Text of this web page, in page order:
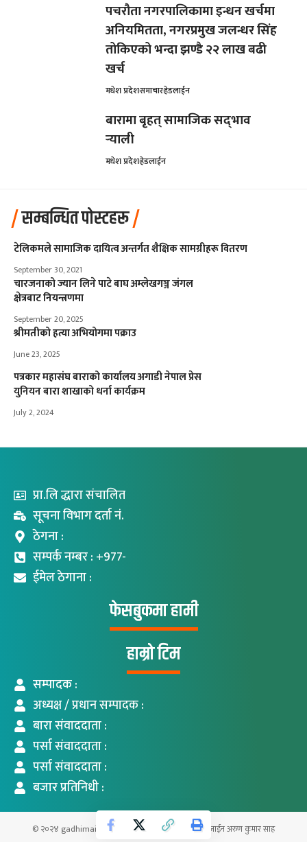
पचरौता नगरपालिकामा इन्धन खर्चमा
अनियमितता, नगरप्रमुख जलन्धर सिंह
तोकिएको भन्दा झण्डै २२ लाख बढी
खर्च
मधेश प्रदेशसमाचारहेडलाईन
बारामा बृहत् सामाजिक सद्‌भाव
र्‍याली
मधेश प्रदेशहेडलाईन
सम्बन्धित पोस्टहरू
टेलिकमले सामाजिक दायित्व अन्तर्गत शैक्षिक सामग्रीहरू वितरण
September 30, 2021
चारजनाको ज्यान लिने पाटे बाघ अम्लेखगञ्ज जंगल
क्षेत्रबाट नियन्त्रणमा
September 20, 2025
श्रीमतीको हत्या अभियोगमा पक्राउ
June 23, 2025
पत्रकार महासंघ बाराको कार्यालय अगाडी नेपाल प्रेस
युनियन बारा शाखाको धर्ना कार्यक्रम
July 2, 2024
प्रा.लि द्धारा संचालित
सूचना विभाग दर्ता नं.
ठेगना :
सम्पर्क नम्बर : +977-
ईमेल ठेगाना :
फेसबुकमा हामी
हाम्रो टिम
सम्पादक :
अध्यक्ष / प्रधान सम्पादक :
बारा संवाददाता :
पर्सा संवाददाता :
पर्सा संवाददाता :
बजार प्रतिनिधी :
© २०२४ gadhimaikhabar.com सर्वाधिकार सुरक्षित । डिजाईन अरुण कुमार साह